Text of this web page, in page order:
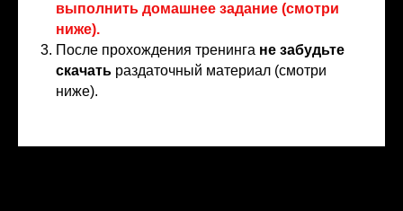
выполнить домашнее задание (смотри
ниже).
После прохождения тренинга не забудьте
скачать раздаточный материал (смотри
ниже).